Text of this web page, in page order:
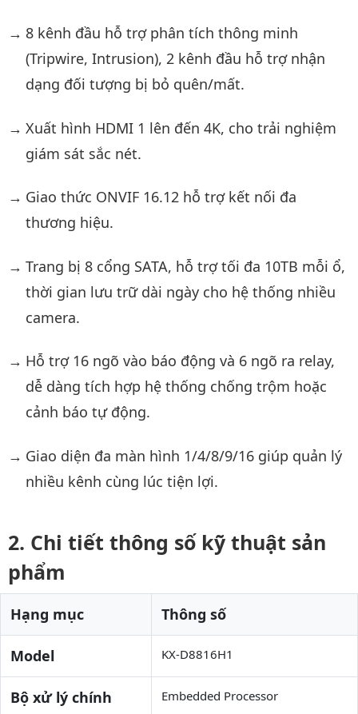
8 kênh đầu hỗ trợ phân tích thông minh
(Tripwire, Intrusion), 2 kênh đầu hỗ trợ nhận
dạng đối tượng bị bỏ quên/mất.
Xuất hình HDMI 1 lên đến 4K, cho trải nghiệm
giám sát sắc nét.
Giao thức ONVIF 16.12 hỗ trợ kết nối đa
thương hiệu.
Trang bị 8 cổng SATA, hỗ trợ tối đa 10TB mỗi ổ,
thời gian lưu trữ dài ngày cho hệ thống nhiều
camera.
Hỗ trợ 16 ngõ vào báo động và 6 ngõ ra relay,
dễ dàng tích hợp hệ thống chống trộm hoặc
cảnh báo tự động.
Giao diện đa màn hình 1/4/8/9/16 giúp quản lý
nhiều kênh cùng lúc tiện lợi.
Chi tiết thông số kỹ thuật sản
phẩm
Hạng mục Thông số
Model KX-D8816H1
Bộ xử lý chính Embedded Processor